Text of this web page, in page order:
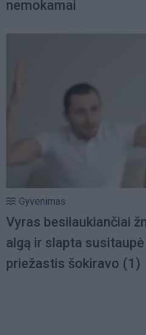
nemokamai
Gyvenimas
Vyras besilaukiančiai
algą ir slapta
priežastis šokiravo (1)